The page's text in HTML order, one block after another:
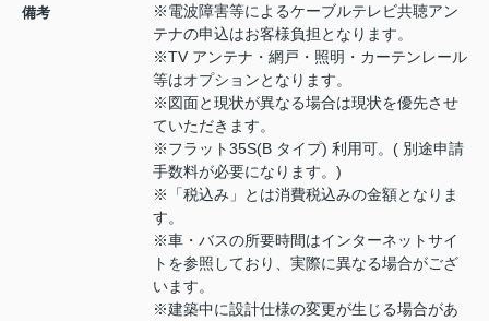
備考
※電波障害等によるケーブルテレビ共聴アン
テナの申込はお客様負担となります。
※TV アンテナ・網戸・照明・カーテンレール
等はオプションとなります。
※図面と現状が異なる場合は現状を優先させ
ていただきます。
※フラット35S(B タイプ) 利用可。( 別途申請
手数料が必要になります。)
※「税込み」とは消費税込みの金額となりま
す。
※車・バスの所要時間はインターネットサイ
トを参照しており、実際に異なる場合がござ
います。
※建築中に設計仕様の変更が生じる場合があ